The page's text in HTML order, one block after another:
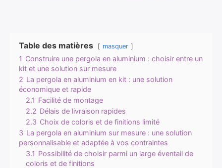
Table des matières masquer
1 Construire une pergola en aluminium : choisir entre un
kit et une solution sur mesure
2 La pergola en aluminium en kit : une solution
économique et rapide
2.1 Facilité de montage
2.2 Délais de livraison rapides
2.3 Choix de coloris et de finitions limité
3 La pergola en aluminium sur mesure : une solution
personnalisable et adaptée à vos contraintes
3.1 Possibilité de choisir parmi un large éventail de
coloris et de finitions